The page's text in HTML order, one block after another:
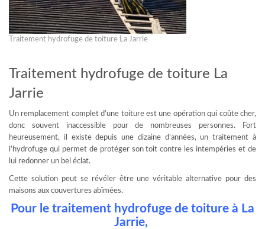
Traitement hydrofuge de toiture La Jarrie
Traitement hydrofuge de toiture La
Jarrie
Un remplacement complet d’une toiture est une opération qui coûte cher,
donc souvent inaccessible pour de nombreuses personnes. Fort
heureusement, il existe depuis une dizaine d’années, un traitement à
l’hydrofuge qui permet de protéger son toit contre les intempéries et de
lui redonner un bel éclat.
Cette solution peut se révéler être une véritable alternative pour des
maisons aux couvertures abîmées.
Pour le traitement hydrofuge de toiture à La
Jarrie,